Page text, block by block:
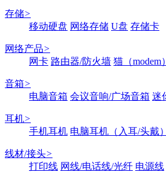
存储>
移动硬盘 网络存储 U盘 存储卡
网络产品>
网卡 路由器/防火墙 猫（modem）
音箱>
电脑音箱 会议音响/广场音箱 迷
耳机>
手机耳机 电脑耳机（入耳/头戴）
线材/接头>
打印线 网线/电话线/光纤 电源线